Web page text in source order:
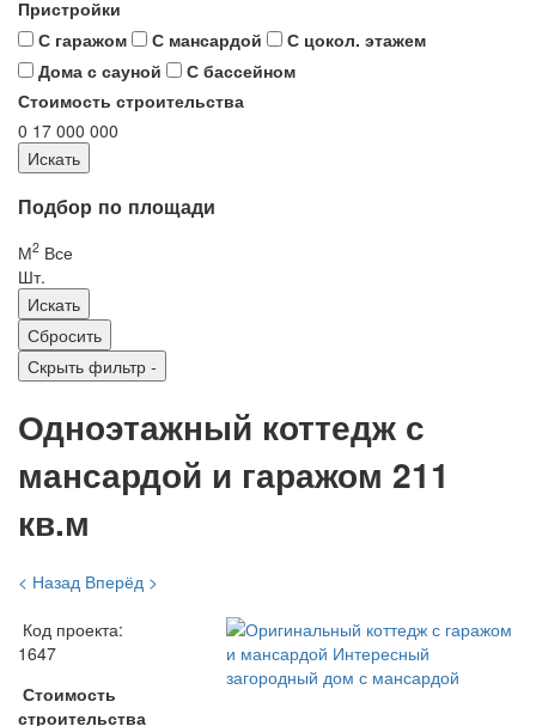
Пристройки
С гаражом
С мансардой
С цокол. этажем
Дома с сауной
С бассейном
Стоимость строительства
0 17 000 000
Подбор по площади
М2 Все
Шт.
Скрыть фильтр -
Одноэтажный коттедж с
мансардой и гаражом 211
кв.м
< Назад Вперёд >
Код проекта:
1647
Стоимость
строительства